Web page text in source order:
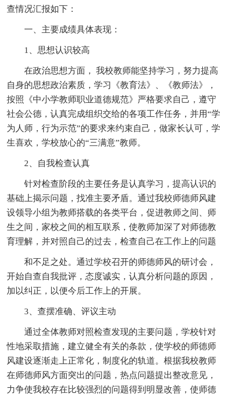
查情况汇报如下：
一、主要成绩具体表现：
1、思想认识较高
在政治思想方面， 我校教师能坚持学习，努力提高
自身的思想政治素质，学习《教育法》、《教师法》，
按照《中小学教师职业道德规范》严格要求自己，遵守
社会公德，认真完成组织交给的各项工作任务，并用“学
为人师，行为示范”的要求来约束自己，做家长认可，学
生喜欢，学校放心的“三满意”教师。
2、自我检查认真
针对检查阶段的主要任务是认真学习，提高认识的
基础上揭示问题，找准主要矛盾。通过我校师德师风建
设领导小组为教师搭载的各类平台，促进教师之间、师
生之间，家校之间的相互联系，使教师加深了对师德教
育理解，并对照自己的过去，检查自己在工作上的问题
和不足之处。通过学校召开的师德师风的研讨会，
开始自查自我批评，态度诚实，认真分析问题的原因，
加以纠正，以便今后工作上的开展。
3、查摆准确、评议主动
通过全体教师对照检查发现的主要问题，学校针对
性地采取措施，建立健全有关的条款，使学校的师德师
风建设逐渐走上正常化，制度化的轨道。根据我校教师
在师德师风方面突出的问题，热点问题提出整改意见，
力争使我校存在比较强烈的问题得到明显改善，使师德